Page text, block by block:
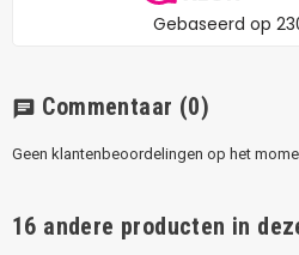
chat Commentaar (0)
Geen klantenbeoordelingen op het
16 andere producten in